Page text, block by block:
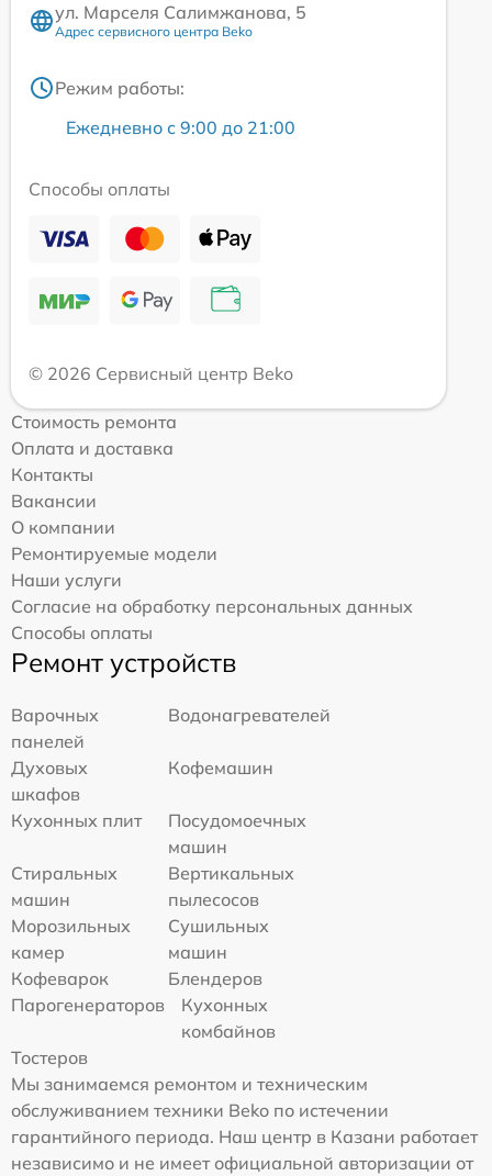
ул. Марселя Салимжанова, 5
Адрес сервисного центра Beko
Режим работы:
Ежедневно с 9:00 до 21:00
Способы оплаты
© 2026 Сервисный центр Beko
Стоимость ремонта
Оплата и доставка
Контакты
Вакансии
О компании
Ремонтируемые модели
Наши услуги
Согласие на обработку персональных данных
Способы оплаты
Ремонт устройств
Варочных
панелей
Водонагревателей
Духовых
шкафов
Кофемашин
Кухонных плит
Посудомоечных
машин
Стиральных
машин
Вертикальных
пылесосов
Морозильных
камер
Сушильных
машин
Кофеварок
Блендеров
Парогенераторов
Кухонных
комбайнов
Тостеров
Мы занимаемся ремонтом и техническим
обслуживанием техники Beko по истечении
гарантийного периода. Наш центр в Казани работает
независимо и не имеет официальной авторизации от